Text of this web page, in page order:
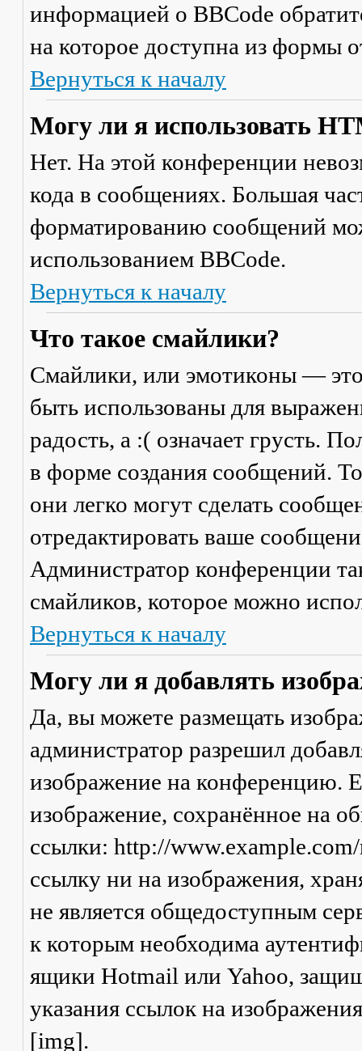
информацией о BBCode
на которое доступна из формы
Вернуться к началу
Могу ли я использовать
Нет. На этой конференции
кода в сообщениях. Большая
форматированию сообщений
использованием BBCode.
Вернуться к началу
Что такое смайлики?
Смайлики, или эмотиконы —
быть использованы для
радость, а :( означает грусть.
в форме создания сообщений.
они легко могут сделать
отредактировать ваше
Администратор конференции
смайликов, которое можно
Вернуться к началу
Могу ли я добавлять
Да, вы можете размещать
администратор разрешил
изображение на конференцию.
изображение, сохранённое на
ссылки: http://
ссылку ни на изображения,
не является общедоступным
к которым необходима
ящики Hotmail или Yahoo,
указания ссылок на
[img].